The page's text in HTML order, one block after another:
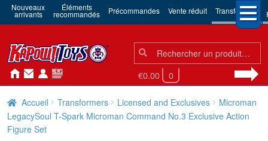
Nouveaux
arrivants
Éléments
recommandés Précommandes Vente réduit Transformers
Chercher:
Chercher
€0.00 0
Accueil Transformers Licensed and Exclusives
Microman
LegacySoul T-Spark Microman Command No.3 Exclusive Action
Figure Set